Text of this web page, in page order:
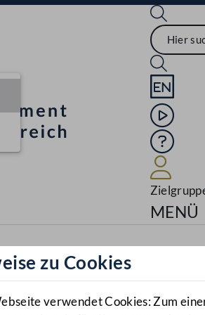
Sprache
Mediathek
Hilfe
MENÜ
zu Cookies
verwendet Cookies: Zum